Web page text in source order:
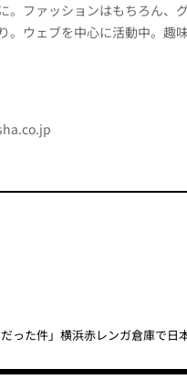
。ファッションはもちろん、
。ウェブを中心に活動中。趣